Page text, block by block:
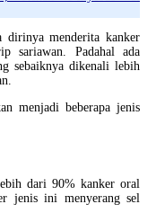
dirinya menderita kanker
sariawan. Padahal ada
sebaiknya dikenali lebih
menjadi beberapa jenis
dari 90% kanker oral
jenis ini menyerang sel